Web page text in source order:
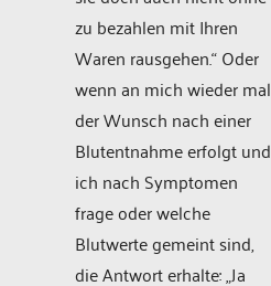
zu bezahlen mit Ihren
Waren rausgehen.“ Oder
wenn an mich wieder mal
der Wunsch nach einer
Blutentnahme erfolgt und
ich nach Symptomen
frage oder welche
Blutwerte gemeint sind,
die Antwort erhalte: „Ja